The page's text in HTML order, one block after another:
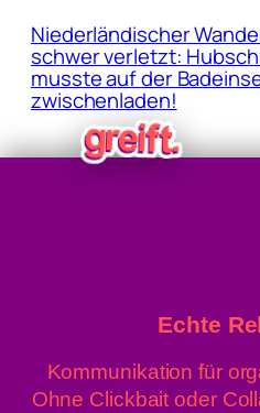
Niederländischer
schwer verletzt:
musste auf der
zwischenladen!
Echte
Kommunikation für
Ohne Clickbait oder